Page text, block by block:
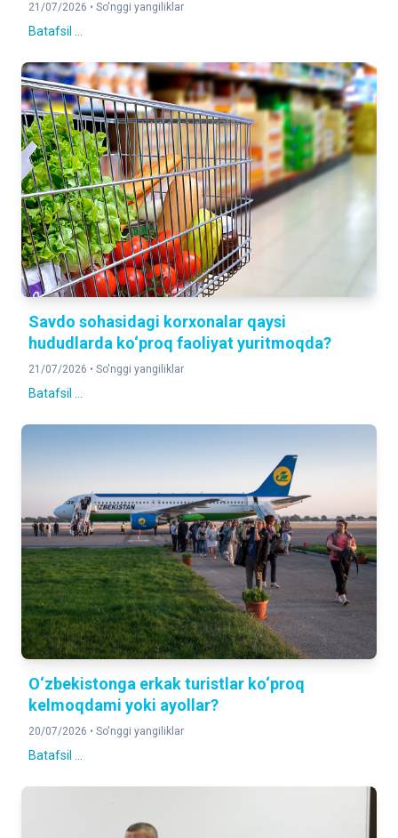
21/07/2026 • So'nggi yangiliklar
Batafsil ...
Savdo sohasidagi korxonalar qaysi
hududlarda ko‘proq faoliyat yuritmoqda?
21/07/2026 • So'nggi yangiliklar
Batafsil ...
O‘zbekistonga erkak turistlar ko‘proq
kelmoqdami yoki ayollar?
20/07/2026 • So'nggi yangiliklar
Batafsil ...